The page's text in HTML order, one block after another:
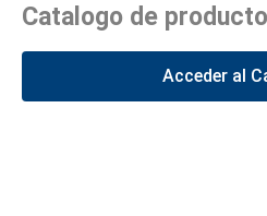
Catalogo de
Acceder al